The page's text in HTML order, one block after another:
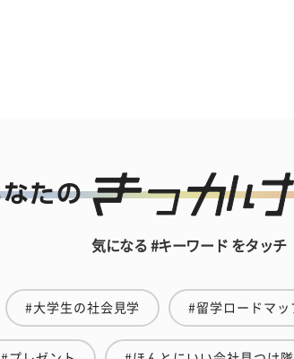
気になる #キーワード をタッチ
#大学生の社会見学 #留学ロードマッ